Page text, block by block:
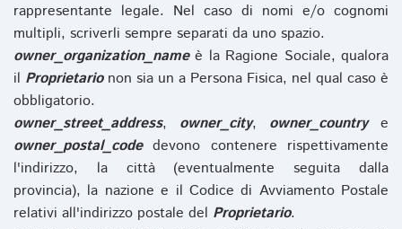
rappresentante legale. Nel caso di nomi e/o cognomi
multipli, scriverli sempre separati da uno spazio.
owner_organization_nameè la Ragione Sociale, qualora
il Proprietarionon sia un a Persona Fisica, nel qual caso è
obbligatorio.
owner_street_address, owner_city, owner_countrye
owner_postal_codedevono contenere rispettivamente
l'indirizzo, la città (eventualmente seguita dalla
provincia), la nazione e il Codice di Avviamento Postale
relativi all'indirizzo postale del Proprietario.